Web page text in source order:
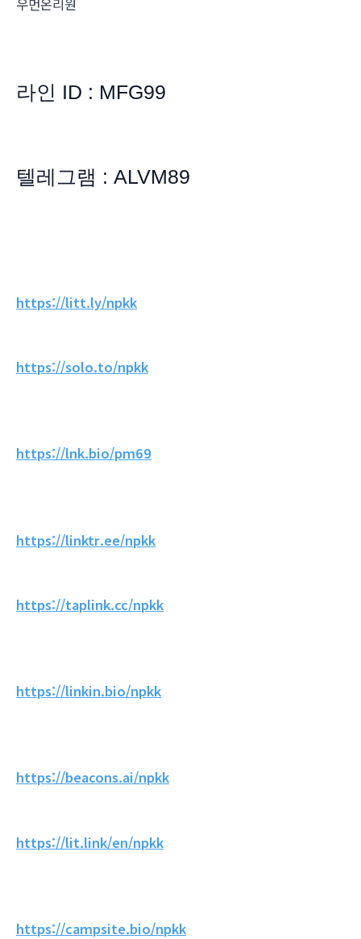
라인 ID : MFG99
텔레그램 : ALVM89
https://litt.ly/npkk
https://solo.to/npkk
https://lnk.bio/pm69
https://linktr.ee/npkk
https://taplink.cc/npkk
https://linkin.bio/npkk
https://beacons.ai/npkk
https://lit.link/en/npkk
https://campsite.bio/npkk